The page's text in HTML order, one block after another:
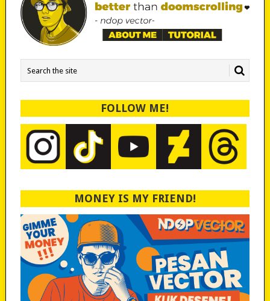
FOLLOW ME!
MONEY IS MY FRIEND!